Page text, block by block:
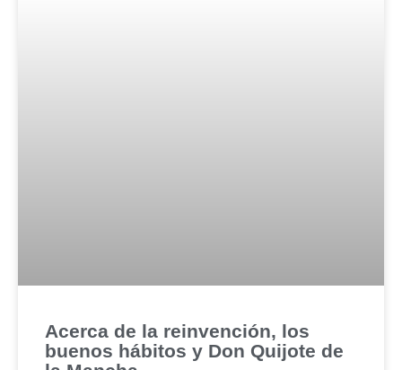
Acerca de la reinvención, los
buenos hábitos y Don Quijote de